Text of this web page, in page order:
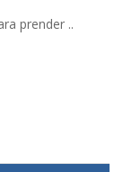
prender ..